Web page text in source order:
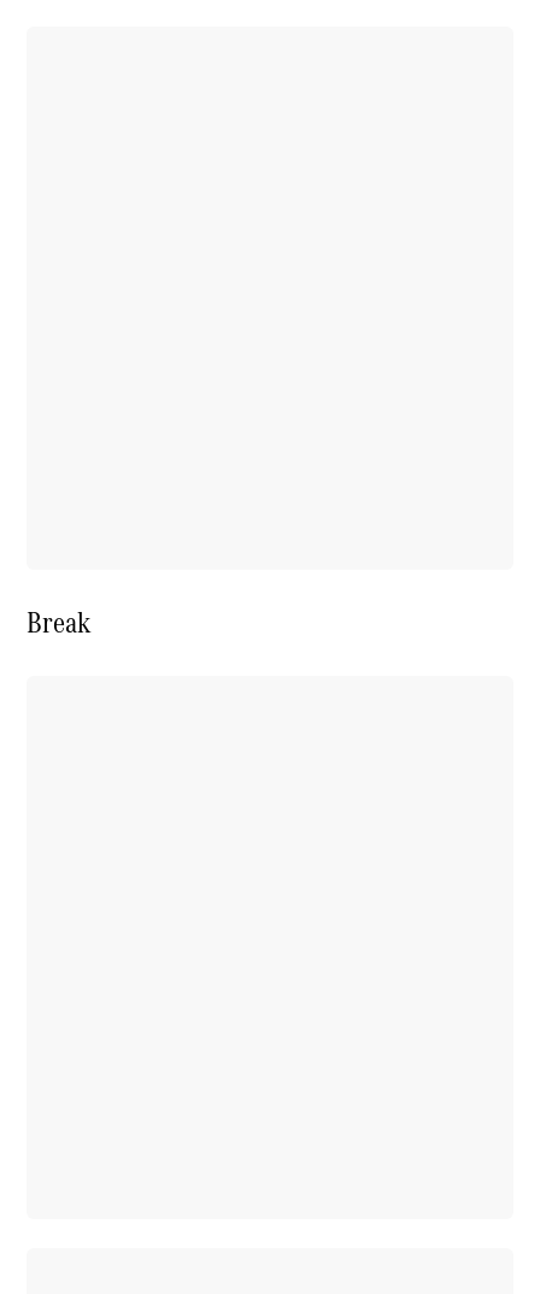
Break